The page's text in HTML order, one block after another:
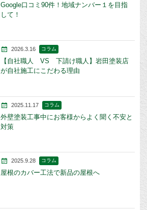
Google口コミ90件！地域ナンバー１を目指
して！
2026.3.16 コラム
【自社職人 VS 下請け職人】岩田塗装店
が自社施工にこだわる理由
2025.11.17 コラム
外壁塗装工事中にお客様からよく聞く不安と
対策
2025.9.28 コラム
屋根のカバー工法で新品の屋根へ